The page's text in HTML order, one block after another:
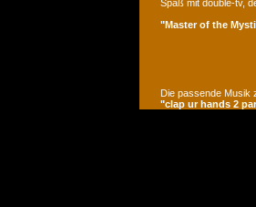
Spaß mit double-tv,
"Master of the
Die passende Musik
"clap ur hands 2